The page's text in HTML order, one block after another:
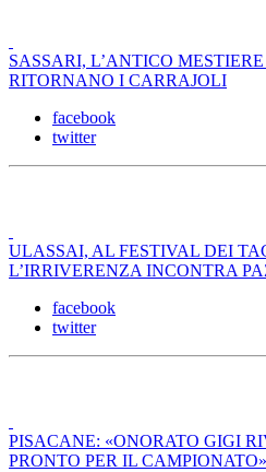
SASSARI, L’ANTICO
RITORNANO I CARRAJOLI
facebook
twitter
ULASSAI, AL FESTIVAL DEI
L’IRRIVERENZA INCONTRA
facebook
twitter
PISACANE: «ONORATO GIGI
PRONTO PER IL CAMPIONATO»